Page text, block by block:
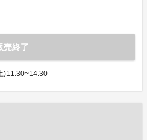
売終了
)11:30~14:30